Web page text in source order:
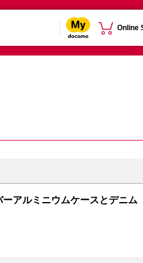
Online
アルミニウムケースとデニム